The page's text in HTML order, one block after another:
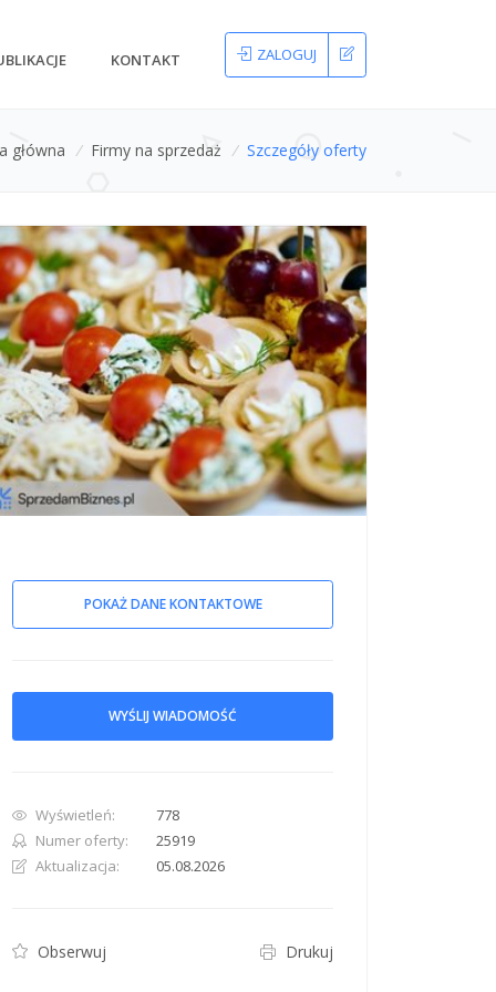
KONTAKT ZALOGUJ
główna / Firmy na sprzedaż / Szczegóły oferty
POKAŻ DANE KONTAKTOWE
WYŚLIJ WIADOMOŚĆ
Wyświetleń:
778
Numer oferty:
25919
Aktualizacja:
05.08.2026
Obserwuj Drukuj